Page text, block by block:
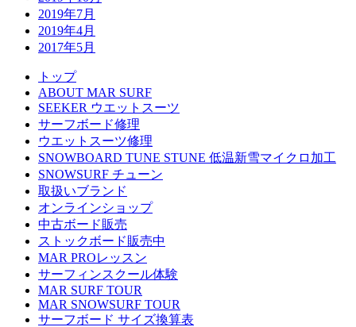
2019年7月
2019年4月
2017年5月
トップ
ABOUT MAR SURF
SEEKER ウエットスーツ
サーフボード修理
ウエットスーツ修理
SNOWBOARD TUNE STUNE 低温新雪マイクロ加工
SNOWSURF チューン
取扱いブランド
オンラインショップ
中古ボード販売
ストックボード販売中
MAR PROレッスン
サーフィンスクール体験
MAR SURF TOUR
MAR SNOWSURF TOUR
サーフボード サイズ換算表